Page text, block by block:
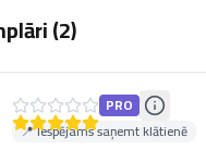
(2)
PRO
📍 Iespējams saņemt klātienē